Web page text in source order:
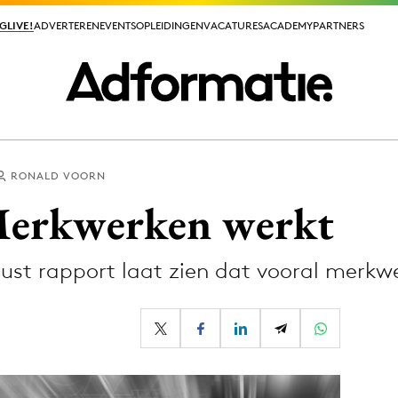
ADVERTERENEVENTSOPLEIDINGENVACATURESACADEMYPARTNERS
ADVERTERENEVENTSOPLEIDINGENVACATURESACADEMYPARTNERS
Media
Merkstrategie
PR
RONALD VOORN
werkt
rapport laat zien dat vooral